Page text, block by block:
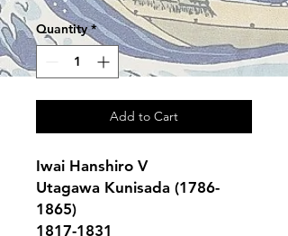
Quantity *
Add to Cart
Iwai Hanshiro V
Utagawa Kunisada (1786-
1865)
1817-1831